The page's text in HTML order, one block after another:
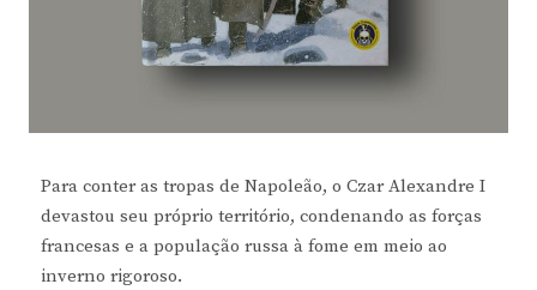
Para conter as tropas de Napoleão, o Czar Alexandre I
devastou seu próprio território, condenando as forças
francesas e a população russa à fome em meio ao
inverno rigoroso.